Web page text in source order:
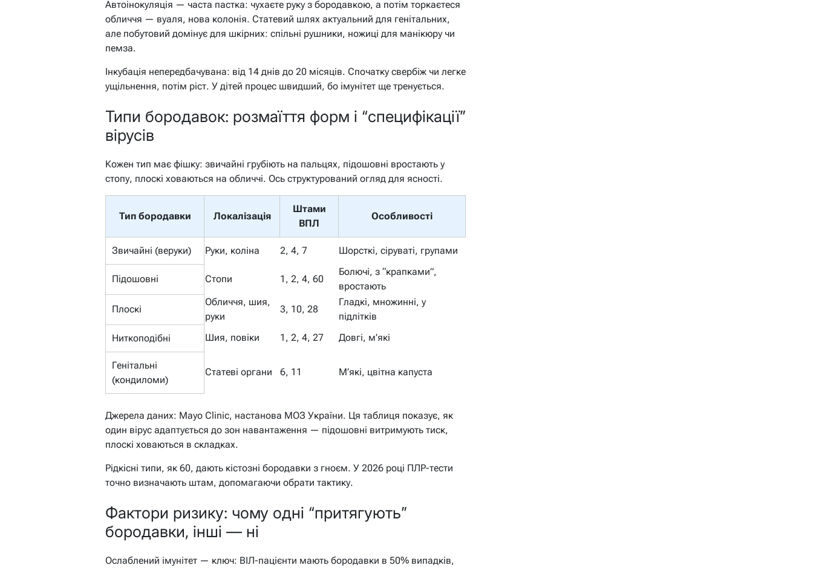
Автоінокуляція — часта пастка: чухаєте руку з бородавкою, а потім торкаєтеся
обличчя — вуаля, нова колонія. Статевий шлях актуальний для генітальних,
але побутовий домінує для шкірних: спільні рушники, ножиці для манікюру чи
пемза.
Інкубація непередбачувана: від 14 днів до 20 місяців. Спочатку свербіж чи легке
ущільнення, потім ріст. У дітей процес швидший, бо імунітет ще тренується.
Типи бородавок: розмаїття форм і “специфікації”
вірусів
Кожен тип має фішку: звичайні грубіють на пальцях, підошовні вростають у
стопу, плоскі ховаються на обличчі. Ось структурований огляд для ясності.
Тип бородавки Локалізація
Штами
ВПЛ
Особливості
Звичайні (веруки) Руки, коліна 2, 4, 7 Шорсткі, сіруваті, групами
Підошовні Стопи 1, 2, 4, 60
Болючі, з “крапками”,
вростають
Плоскі
Обличчя, шия,
руки
3, 10, 28
Гладкі, множинні, у
підлітків
Ниткоподібні
Шия, повіки 1, 2, 4, 27 Довгі, м’які
Генітальні
(кондиломи)
Статеві органи 6, 11 М’які, цвітна капуста
Джерела даних: Mayo Clinic, настанова МОЗ України. Ця таблиця показує, як
один вірус адаптується до зон навантаження — підошовні витримують тиск,
плоскі ховаються в складках.
Рідкісні типи, як 60, дають кістозні бородавки з гноєм. У 2026 році ПЛР-тести
точно визначають штам, допомагаючи обрати тактику.
Фактори ризику: чому одні “притягують”
бородавки, інші — ні
Ослаблений імунітет — ключ: ВІЛ-пацієнти мають бородавки в 50% випадків,